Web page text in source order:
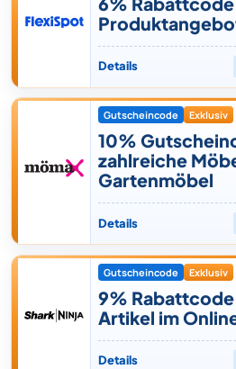
Details
Gutscheincode Exklusiv
10%
zahlreiche
Gartenmöbel
Details
Gutscheincode Exklusiv
9%
Artikel im
Details